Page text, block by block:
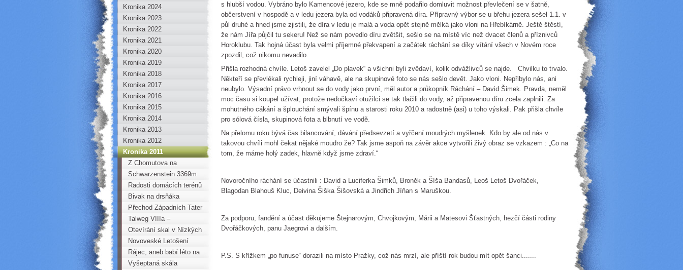
s hlubší vodou. Vybráno bylo Kamencové jezero, kde se mně podařilo domluvit možnost převlečení se v šatně,
občerstvení v hospodě a v ledu jezera byla od vodáků připravená díra. Přípravný výbor se u břehu jezera sešel 1.1. v
půl druhé a hned jsme zjistili, že díra v ledu je malá a voda opět stejně mělká jako vloni na Hřebíkárně. Ještě štěstí,
že nám Jířa půjčil tu sekeru! Než se nám povedlo díru zvětšit, sešlo se na místě víc než dvacet členů a příznivců
Horoklubu. Tak hojná účast byla velmi příjemné překvapení a začátek ráchání se díky vítání všech v Novém roce
zpozdil, což nikomu nevadilo.
Přišla rozhodná chvíle. Letoš zavelel „Do plavek“ a všichni byli zvědaví, kolik odvážlivců se najde. Chvilku to trvalo.
Někteří se převlékali rychleji, jiní váhavě, ale na skupinové foto se nás sešlo devět. Jako vloni. Nepřibylo nás, ani
neubylo. Výsadní právo vrhnout se do vody jako první, měl autor a průkopník Ráchání – David Šimek. Pravda, neměl
moc času si koupel užívat, protože nedočkaví otužilci se tak tlačili do vody, až připravenou díru zcela zaplnili. Za
mohutného cákání a šplouchání smývali špínu a starosti roku 2010 a radostně (asi) u toho výskali. Pak přišla chvíle
pro sólová čísla, skupinová fota a blbnutí ve vodě.
Na přelomu roku bývá čas bilancování, dávání předsevzetí a vyřčení moudrých myšlenek. Kdo by ale od nás v
takovou chvíli mohl čekat nějaké moudro že? Tak jsme aspoň na závěr akce vytvořili živý obraz se vzkazem : „Co na
tom, že máme holý zadek, hlavně když jsme zdraví.“
Novoročního ráchání se účastnili : David a Luciferka Šimků, Broněk a Šíša Bandasů, Leoš Letoš Dvořáček,
Blagodan Blahouš Kluc, Deivina Šiška Šišovská a Jindřich Jíňan s Maruškou.
Za podporu, fandění a účast děkujeme Štejnarovým, Chvojkovým, Márii a Matesovi Šťastných, hezčí části rodiny
Dvořáčkových, panu Jaegrovi a dalším.
P.S. S křížkem „po funuse“ dorazili na místo Pražky, což nás mrzí, ale příští rok budou mít opět šanci.......
Kronika 2024
Kronika 2023
Kronika 2022
Kronika 2021
Kronika 2020
Kronika 2019
Kronika 2018
Kronika 2017
Kronika 2016
Kronika 2015
Kronika 2014
Kronika 2013
Kronika 2012
Kronika 2011
Z Chomutova na
Watzmann na kole a zpět
Schwarzenstein 3369m
Radosti domácích terénů
Bivak na drsňáka
Přechod Západních Tater
- sólo
Talweg VIIIa –
Hőllenhund - Rathen
Otevírání skal v Nízkých
Tatrách 2011
Novoveské Letošení
Rájec, aneb babí léto na
písku
Vyšeptaná skála